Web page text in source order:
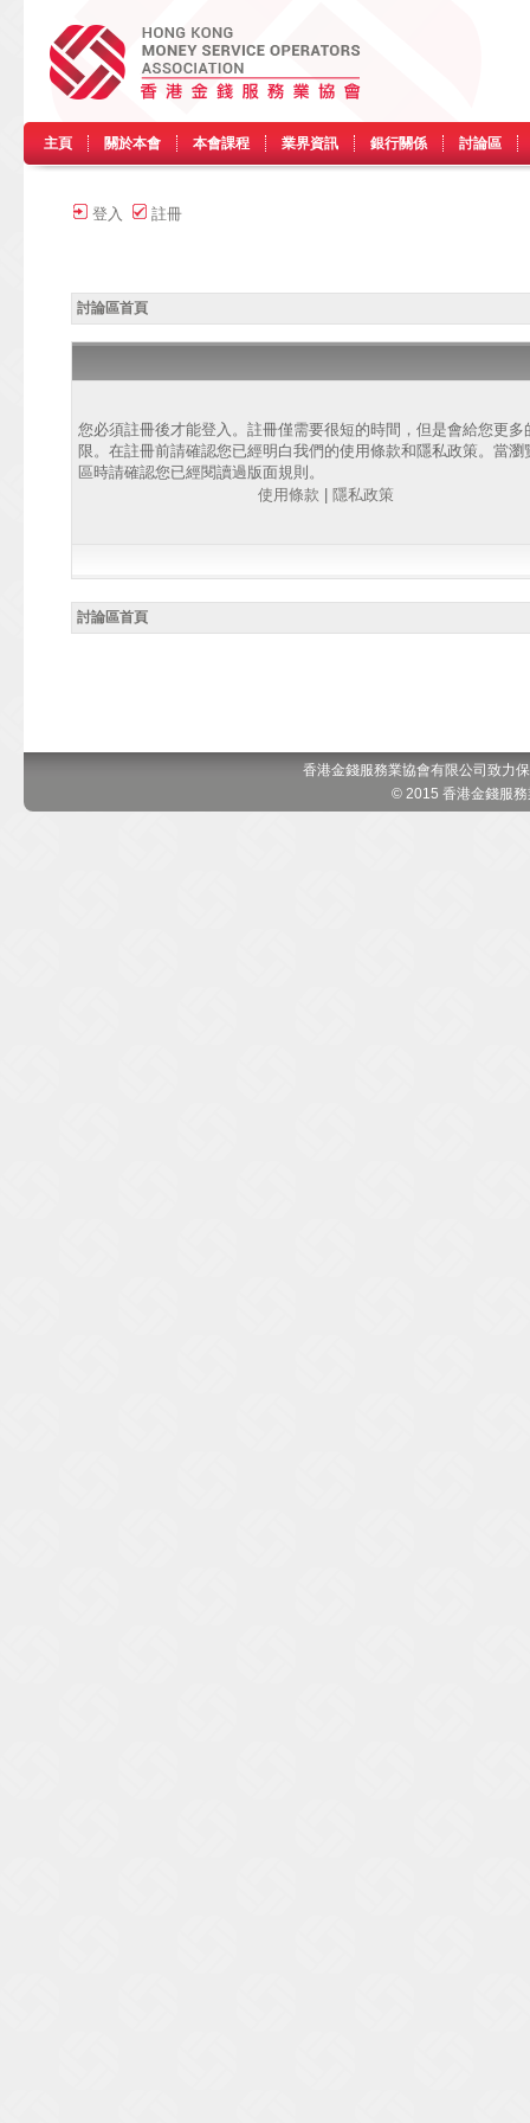
主頁 關於本會 本會課程 業界資訊 銀行關係 討論區
登入 註冊
討論區首頁
您必須註冊後才能登入。註冊僅需要很短的時間，但是會給您更多
限。在註冊前請確認您已經明白我們的使用條款和隱私政策。當瀏
區時請確認您已經閱讀過版面規則。
使用條款
隱私政策
討論區首頁
香港金錢服務業協會有限公司致力
© 2015 香港金錢服